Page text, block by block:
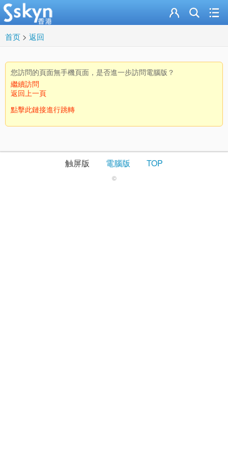
首页 > 返回
您訪問的頁面無手機頁面，是否進一步訪問電腦版？
繼續訪問
返回上一頁
點擊此鏈接進行跳轉
触屏版 電腦版 TOP
©